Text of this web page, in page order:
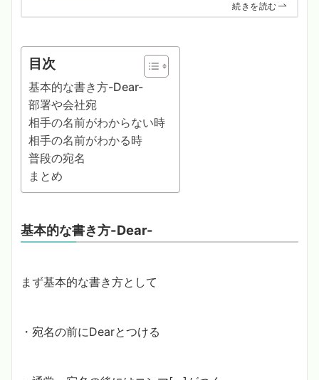
続きを読む
目次
基本的な書き方-Dear-
部署や会社宛
相手の名前がわからない時
相手の名前がわかる時
普段の宛名
まとめ
基本的な書き方-Dear-
まず基本的な書き方として
・宛名の前にDearとつける